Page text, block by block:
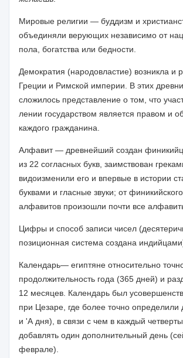
Мировые религии — буддизм и
объединяли верующих независимо от
пола, богатства или бедности.
Демократия (народовластие) возникла и
Греции и Римской им­перии. В этих
сложилось представление о том, что
лении государством является правом и
каждого гражданина.
Алфавит — древнейший создан
из 22 согласных букв, заимствован
видоизменили его и впервые в истории
буквами и гласные звуки; от
алфавитов прои­зошли почти все
Цифры и способ записи чисел
позиционная система создана
Календарь— египтяне относительно
продолжительность года (365 дней) и
12 месяцев. Календарь был
при Цезаре, где более точно определили
и 'А дня), в связи с чем в каждый
добавлять один дополнительный день
феврале).